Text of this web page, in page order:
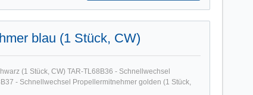
blau (1 Stück, CW)
(1 Stück, CW) TAR-TL68B36 - Schnellwechsel
- Schnellwechsel Propellermitnehmer golden (1 Stück,